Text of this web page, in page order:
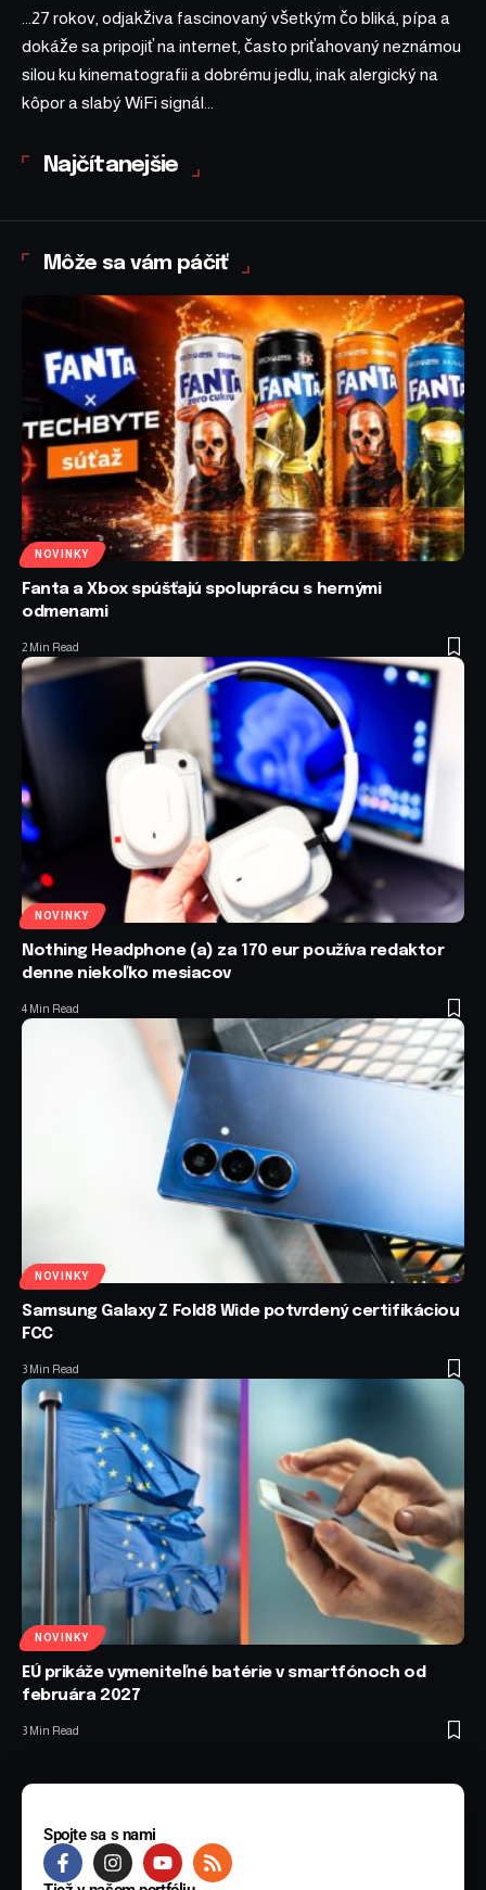
...27 rokov, odjakživa fascinovaný všetkým čo bliká, pípa a
dokáže sa pripojiť na internet, často priťahovaný neznámou
silou ku kinematografii a dobrému jedlu, inak alergický na
kôpor a slabý WiFi signál...
Najčítanejšie
Môže sa vám páčiť
NOVINKY
Fanta a Xbox spúšťajú spoluprácu s hernými
odmenami
2 Min Read
NOVINKY
Nothing Headphone (a) za 170 eur používa redaktor
denne niekoľko mesiacov
4 Min Read
NOVINKY
Samsung Galaxy Z Fold8 Wide potvrdený certifikáciou
FCC
3 Min Read
NOVINKY
EÚ prikáže vymeniteľné batérie v smartfónoch od
februára 2027
3 Min Read
Spojte sa s nami